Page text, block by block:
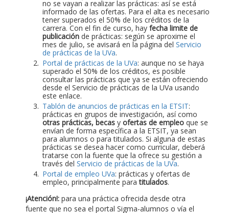
no se vayan a realizar las prácticas: así se está
informado de las ofertas. Para el alta es necesario
tener superados el 50% de los créditos de la
carrera. Con el fin de curso, hay fecha limite de
publicación de prácticas: según se aproxime el
mes de julio, se avisará en la página del Servicio
de prácticas de la UVa.
Portal de prácticas de la UVa: aunque no se haya
superado el 50% de los créditos, es posible
consultar las prácticas que ya se están ofreciendo
desde el Servicio de prácticas de la UVa usando
este enlace.
Tablón de anuncios de prácticas en la ETSIT:
prácticas en grupos de investigación, así como
otras prácticas, becas y ofertas de empleo que se
envían de forma específica a la ETSIT, ya sean
para alumnos o para titulados. Si alguna de estas
prácticas se desea hacer como curricular, deberá
tratarse con la fuente que la ofrece su gestión a
través del Servicio de prácticas de la UVa.
Portal de empleo UVa: prácticas y ofertas de
empleo, principalmente paratitulados.
¡Atención!: para una práctica ofrecida desde otra
fuente que no sea el portal Sigma-alumnos o vía el